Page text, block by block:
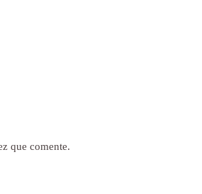
que comente.